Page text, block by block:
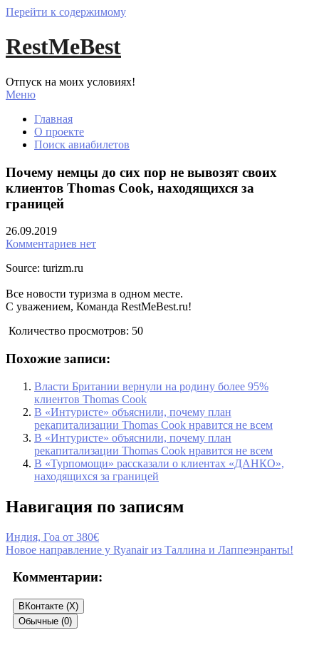
Перейти к содержимому
RestMeBest
Отпуск на моих условиях!
Меню
Главная
О проекте
Поиск авиабилетов
Почему немцы до сих пор не вывозят своих
клиентов Thomas Cook, находящихся за
границей
26.09.2019
Комментариев нет
Source: turizm.ru
Все новости туризма в одном месте.
С уважением, Команда RestMeBest.ru!
Количество просмотров: 50
Похожие записи:
Власти Британии вернули на родину более 95%
клиентов Thomas Cook
В «Интуристе» объяснили, почему план
рекапитализации Thomas Cook нравится не всем
В «Интуристе» объяснили, почему план
рекапитализации Thomas Cook нравится не всем
В «Турпомощи» рассказали о клиентах «ДАНКО»,
находящихся за границей
Навигация по записям
Индия, Гоа от 380€
Новое направление у Ryanair из Таллина и Лаппеэнранты!
Комментарии:
ВКонтакте (X)
Обычные (0)